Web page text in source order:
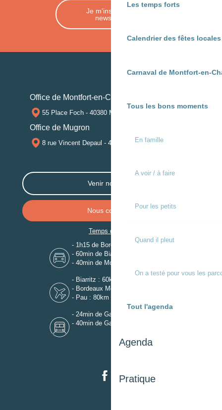
Les temps forts
Calendrier des fêtes
Carnaval de Montfort-en-
Tous les bons moments
En famille
A voir / à faire
Pour les petits
Quand il pleut
On a testé pour vous les
Tout l'agenda
Agenda
Pratique
Je m'inscris à la
newsletter
Office de Montfort-en-Chalosse
55 Place Foch - 40380 MONTFORT-EN-CHALOSSE
Office de Mugron
8 rue Vincent Depaul - 40250 MUGRON
Venir nous voir
Nous contacter
Temps de trajet
- 1h15 de Bordeaux
- 60min de Biarritz
- 40min de Mont-de-Marsan
- Biarritz : 60km
- Bordeaux Mérignac : 110km
- Pau : 80km
- 24min de Gare de Dax
- 40min de Gare de Mont-de-Marsan